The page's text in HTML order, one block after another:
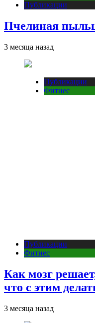
Публикации
Пчелиная
3 месяца назад
Публикации
Фитнес
Публикации
Фитнес
Как мозг
что с этим
3 месяца назад